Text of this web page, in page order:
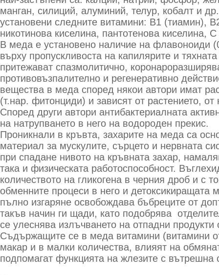
манган, силиций, алуминий, телур, кобалт и
установени следните витамини: В1 (тиамин),
никотинова киселина, пантотенова киселина,
В меда е установено наличие на флавоноиди
върху пропускливоста на капилярите и
притежават спазмолитично,
противовъзпалително и регенеративно
вещества в меда според някои автори имат
(т.нар. фитонциди) и зависят от растението,
Според други автори антибактериалната
на натрупването в него на водороден прекис.
Проникнали в кръвта, захарите на меда са
материал за мускулите, сърцето и нервната
при спадане нивото на кръвната захар,
така и физическата работоспособност.
количеството на гликогена в черния дроб и с
обменните процеси в него и детоксикиращата
пълно изгаряне освобождава бъбреците от
такъв начин ги щади, като подобрява
се улеснява излъчването на отпадни продукти
Съдържащите се в меда витамини (витамини
макар и в малки количества, влияят на
подпомагат функцията на жлезите с вътрешна